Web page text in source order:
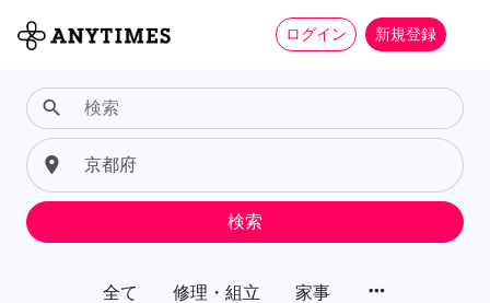
ログイン 新規登録
全て 修理・組立 家事 more_horiz
search
place
検索